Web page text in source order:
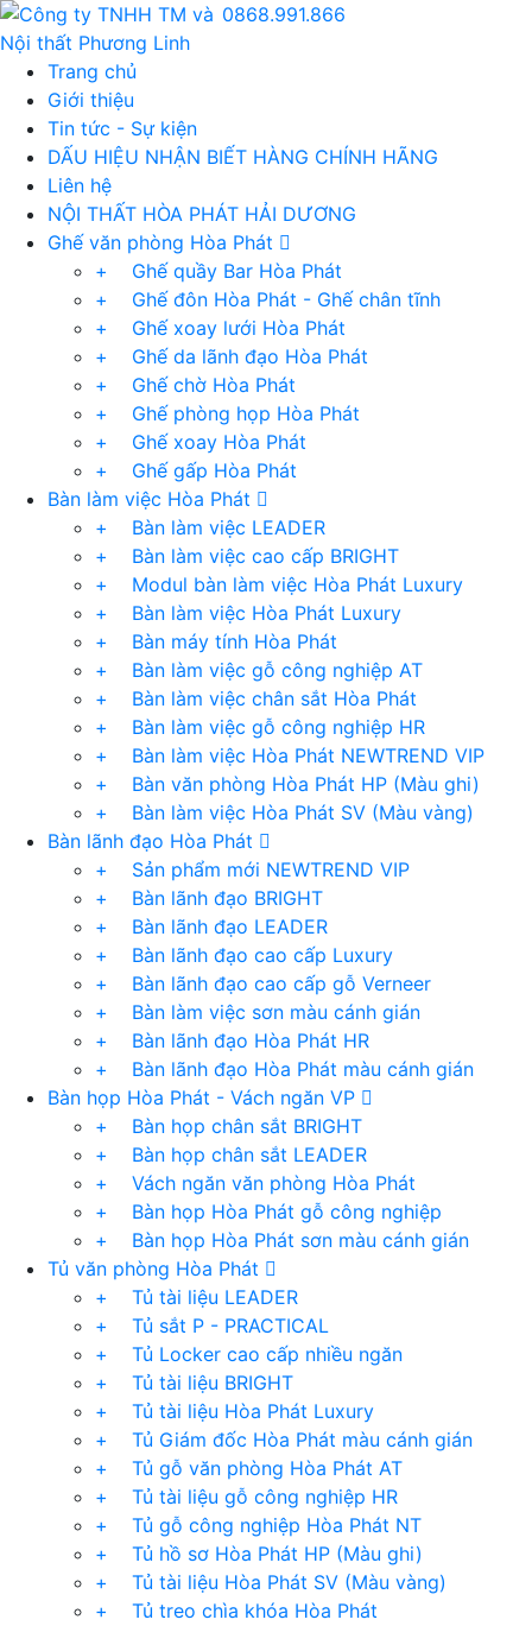
0868.991.866
Trang chủ
Giới thiệu
Tin tức - Sự kiện
DẤU HIỆU NHẬN BIẾT HÀNG CHÍNH HÃNG
Liên hệ
NỘI THẤT HÒA PHÁT HẢI DƯƠNG
Ghế văn phòng Hòa Phát
+ Ghế quầy Bar Hòa Phát
+ Ghế đôn Hòa Phát - Ghế chân tĩnh
+ Ghế xoay lưới Hòa Phát
+ Ghế da lãnh đạo Hòa Phát
+ Ghế chờ Hòa Phát
+ Ghế phòng họp Hòa Phát
+ Ghế xoay Hòa Phát
+ Ghế gấp Hòa Phát
Bàn làm việc Hòa Phát
+ Bàn làm việc LEADER
+ Bàn làm việc cao cấp BRIGHT
+ Modul bàn làm việc Hòa Phát Luxury
+ Bàn làm việc Hòa Phát Luxury
+ Bàn máy tính Hòa Phát
+ Bàn làm việc gỗ công nghiệp AT
+ Bàn làm việc chân sắt Hòa Phát
+ Bàn làm việc gỗ công nghiệp HR
+ Bàn làm việc Hòa Phát NEWTREND VIP
+ Bàn văn phòng Hòa Phát HP (Màu ghi)
+ Bàn làm việc Hòa Phát SV (Màu vàng)
Bàn lãnh đạo Hòa Phát
+ Sản phẩm mới NEWTREND VIP
+ Bàn lãnh đạo BRIGHT
+ Bàn lãnh đạo LEADER
+ Bàn lãnh đạo cao cấp Luxury
+ Bàn lãnh đạo cao cấp gỗ Verneer
+ Bàn làm việc sơn màu cánh gián
+ Bàn lãnh đạo Hòa Phát HR
+ Bàn lãnh đạo Hòa Phát màu cánh gián
Bàn họp Hòa Phát - Vách ngăn VP
+ Bàn họp chân sắt BRIGHT
+ Bàn họp chân sắt LEADER
+ Vách ngăn văn phòng Hòa Phát
+ Bàn họp Hòa Phát gỗ công nghiệp
+ Bàn họp Hòa Phát sơn màu cánh gián
Tủ văn phòng Hòa Phát
+ Tủ tài liệu LEADER
+ Tủ sắt P - PRACTICAL
+ Tủ Locker cao cấp nhiều ngăn
+ Tủ tài liệu BRIGHT
+ Tủ tài liệu Hòa Phát Luxury
+ Tủ Giám đốc Hòa Phát màu cánh gián
+ Tủ gỗ văn phòng Hòa Phát AT
+ Tủ tài liệu gỗ công nghiệp HR
+ Tủ gỗ công nghiệp Hòa Phát NT
+ Tủ hồ sơ Hòa Phát HP (Màu ghi)
+ Tủ tài liệu Hòa Phát SV (Màu vàng)
+ Tủ treo chìa khóa Hòa Phát